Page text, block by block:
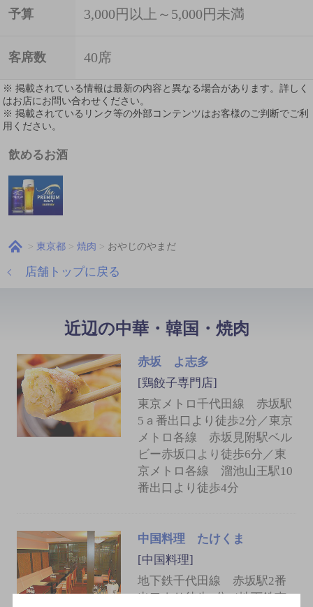
予算 3,000円以上～5,000円未満
客席数 40席
※ 掲載されている情報は最新の内容と異なる場合があります。詳しく
はお店にお問い合わせください。
※ 掲載されているリンク等の外部コンテンツはお客様のご判断でご利
用ください。
飲めるお酒
東京都 焼肉 おやじのやまだ
店舗トップに戻る
近辺の中華・韓国・焼肉
赤坂 よ志多
[鶏餃子専門店]
東京メトロ千代田線 赤坂駅
5ａ番出口より徒歩2分／東京
メトロ各線 赤坂見附駅ベル
ビー赤坂口より徒歩6分／東
京メトロ各線 溜池山王駅10
番出口より徒歩4分
中国料理 たけくま
[中国料理]
地下鉄千代田線 赤坂駅2番
出口より徒歩3分／地下鉄南